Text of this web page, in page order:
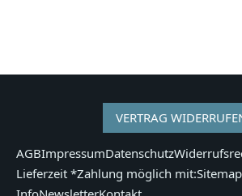
VERTRAG
AGBImpressumDatenschutz
Lieferzeit *Zahlung möglich mit:Sitemap